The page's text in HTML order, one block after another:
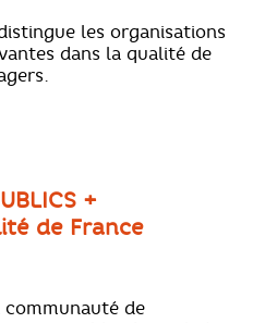
les organisations
dans la qualité de
+
de France
communauté de